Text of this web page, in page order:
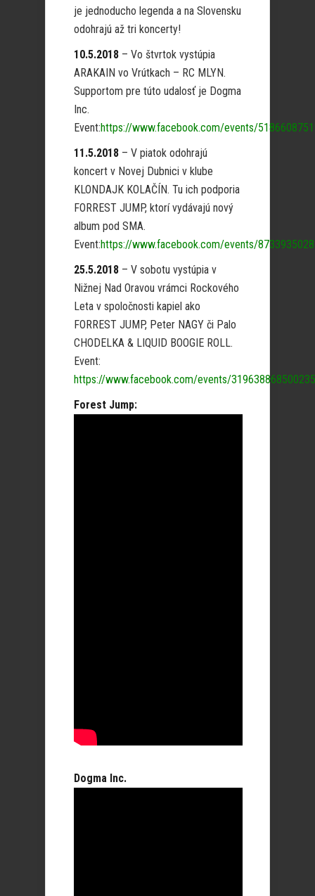
je jednoducho legenda a na Slovensku
odohrajú až tri koncerty!
10.5.2018 – Vo štvrtok vystúpia
ARAKAIN vo Vrútkach – RC MLYN.
Supportom pre túto udalosť je Dogma
Inc.
Event:https://www.facebook.com/events/
11.5.2018 – V piatok odohrajú
koncert v Novej Dubnici v klube
KLONDAJK KOLAČÍN. Tu ich podporia
FORREST JUMP, ktorí vydávajú nový
album pod SMA.
Event:https://www.facebook.com/events/
25.5.2018 – V sobotu vystúpia v
Nižnej Nad Oravou vrámci Rockového
Leta v spoločnosti kapiel ako
FORREST JUMP, Peter NAGY či Palo
CHODELKA & LIQUID BOOGIE ROLL.
Event:
https://www.facebook.com/events/
Forest Jump:
Dogma Inc.